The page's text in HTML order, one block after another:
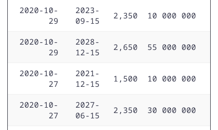
2020-10-
29
2023-
09-15
2,350 10 000 000
2020-10-
29
2028-
12-15
2,650 55 000 000
2020-10-
27
2021-
12-15
1,500 10 000 000
2020-10-
27
2027-
06-15
2,350 30 000 000